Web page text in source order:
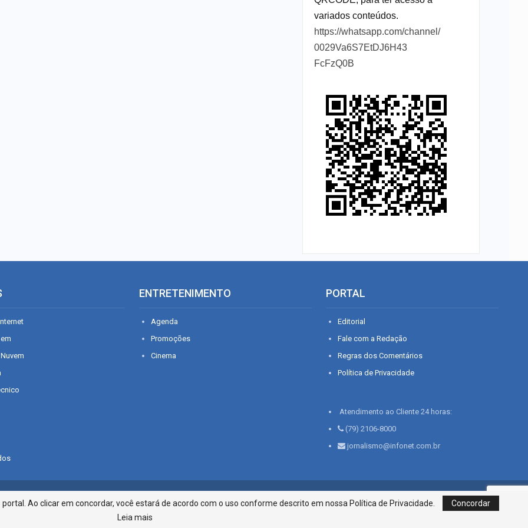
variados conteúdos.
https://whatsapp.com/channel/
0029Va6S7EtDJ6H43
FcFzQ0B
ENTRETENIMENTO
Agenda
Promoções
Cinema
PORTAL
Editorial
Fale com a Redação
Regras dos Comentários
Política de Privacidade
Atendimento ao Cliente 24 horas:
(79) 2106-8000
jornalismo@infonet.com.br
Infonet - Rua Monsenhor Silveira 276, Bairro São José | Aracaju-SE, CEP 49015-030, Fone: 79.2106.8000 - CI
Centro de Informações LTDA
Ao clicar em concordar, você estará de acordo com o uso conforme descrito em nossa Política de Privacidade.
Concordar
Leia mais